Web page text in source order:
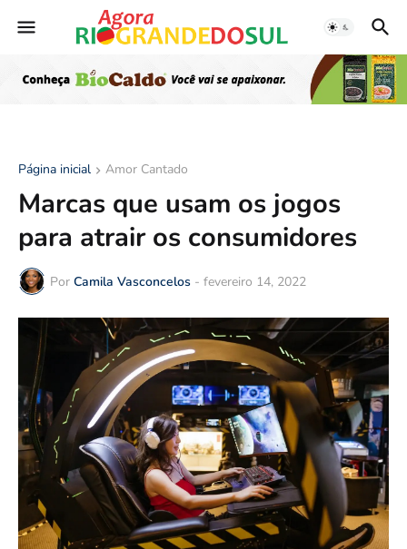
Página inicial Amor Cantado
Marcas que usam os jogos
para atrair os consumidores
Por Camila Vasconcelos - fevereiro 14, 2022